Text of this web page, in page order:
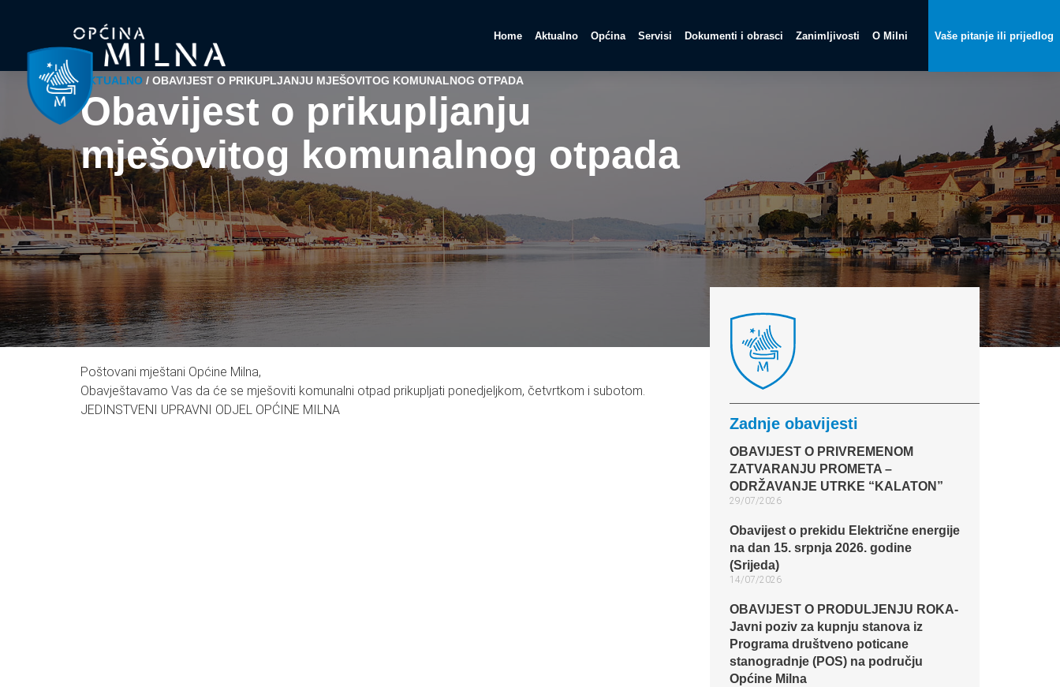
Home Aktualno Općina Servisi Dokumenti i obrasci Zanimljivosti O Milni Vaše pitanje ili prijedlog
AKTUALNO / OBAVIJEST O PRIKUPLJANJU MJEŠOVITOG KOMUNALNOG OTPADA
Obavijest o prikupljanju
mješovitog komunalnog otpada
Poštovani mještani Općine Milna,
Obavještavamo Vas da će se mješoviti komunalni otpad prikupljati ponedjeljkom, četvrtkom i subotom.
JEDINSTVENI UPRAVNI ODJEL OPĆINE MILNA
Zadnje obavijesti
OBAVIJEST O PRIVREMENOM
ZATVARANJU PROMETA –
ODRŽAVANJE UTRKE “KALATON”
29/07/2026
Obavijest o prekidu Električne energije
na dan 15. srpnja 2026. godine
(Srijeda)
14/07/2026
OBAVIJEST O PRODULJENJU ROKA-
Javni poziv za kupnju stanova iz
Programa društveno poticane
stanogradnje (POS) na području
Općine Milna